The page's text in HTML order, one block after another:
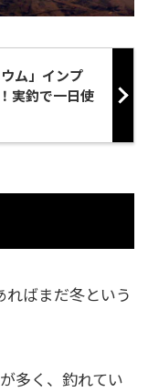
ム」インプ
実釣で一日使
ばまだ冬という
多く、釣れてい